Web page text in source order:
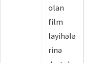
olan
film
layihələ
rinə